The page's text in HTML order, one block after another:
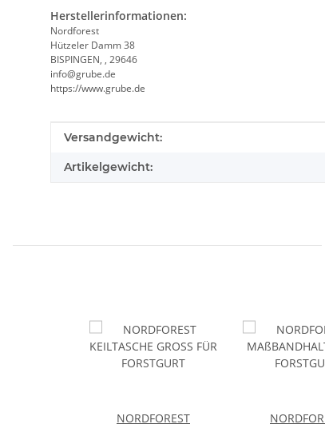
Herstellerinformationen:
Nordforest
Hützeler Damm 38
BISPINGEN, , 29646
info@grube.de
https://www.grube.de
Produkteigenschaft
Wert
Versandgewicht:
Artikelgewicht:
NORDFOREST